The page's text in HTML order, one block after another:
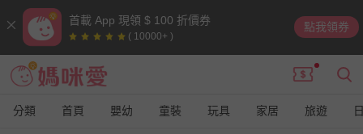
首載 App 現領 $ 100 折價券
( 10000+ )
點我領券
分類 首頁 嬰幼 童裝 玩具 家居 旅遊